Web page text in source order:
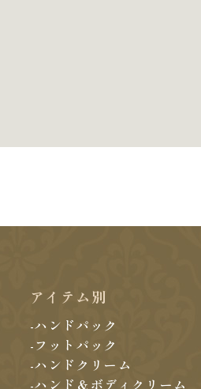
アイテム別
-ハンドパック
-フットパック
-ハンドクリーム
-ハンド＆ボディクリーム